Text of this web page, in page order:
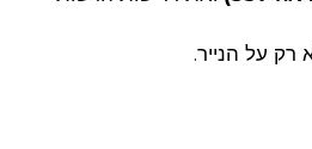
על הנייר.